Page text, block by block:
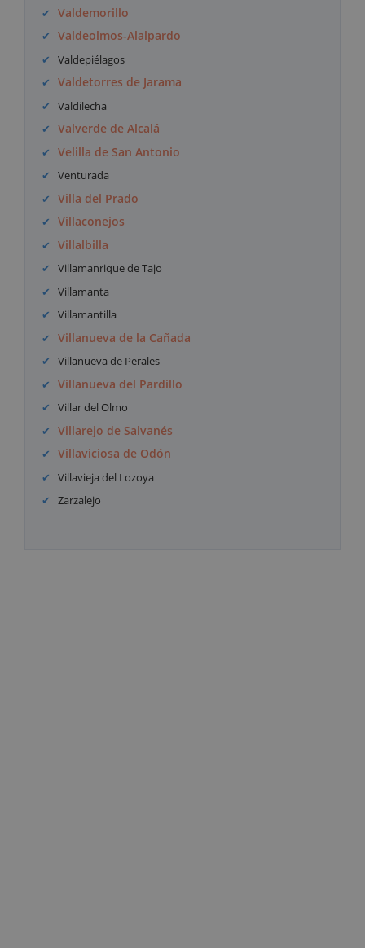
Valdemorillo
Valdeolmos-Alalpardo
Valdepiélagos
Valdetorres de Jarama
Valdilecha
Valverde de Alcalá
Velilla de San Antonio
Venturada
Villa del Prado
Villaconejos
Villalbilla
Villamanrique de Tajo
Villamanta
Villamantilla
Villanueva de la Cañada
Villanueva de Perales
Villanueva del Pardillo
Villar del Olmo
Villarejo de Salvanés
Villaviciosa de Odón
Villavieja del Lozoya
Zarzalejo